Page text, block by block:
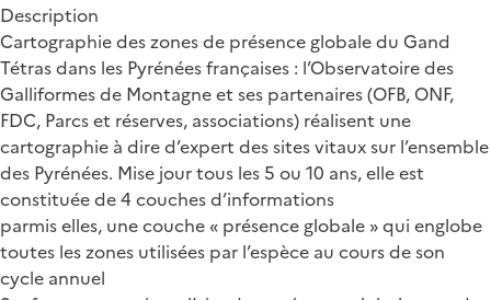
Description
Cartographie des zones de présence globale du Gand
Tétras dans les Pyrénées françaises : l’Observatoire des
Galliformes de Montagne et ses partenaires (OFB, ONF,
FDC, Parcs et réserves, associations) réalisent une
cartographie à dire d’expert des sites vitaux sur l’ensemble
des Pyrénées. Mise jour tous les 5 ou 10 ans, elle est
constituée de 4 couches d’informations
parmis elles, une couche « présence globale » qui englobe
toutes les zones utilisées par l’espèce au cours de son
cycle annuel